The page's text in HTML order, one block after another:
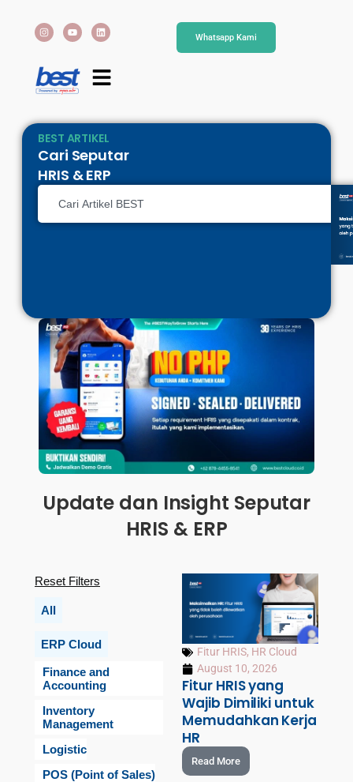
Whatsapp Kami
BEST ARTIKEL
Cari Seputar
HRIS & ERP
Update dan Insight Seputar
HRIS & ERP
All
ERP Cloud
Finance and
Accounting
Inventory
Management
Logistic
POS (Point of Sales)
Reset Filters
Fitur HRIS, HR Cloud
August 10, 2026
Fitur HRIS yang
Wajib Dimiliki untuk
Memudahkan Kerja
HR
Read More